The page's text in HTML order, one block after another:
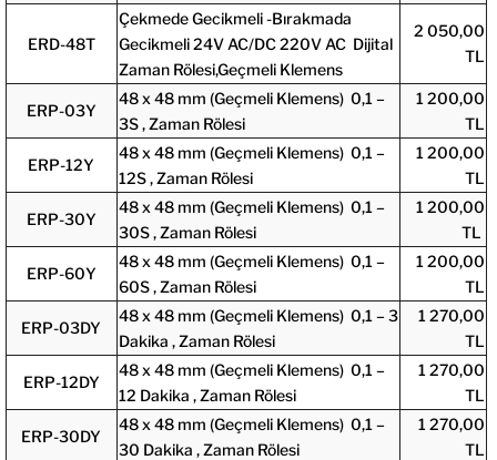
ERD-48T
Çekmede Gecikmeli -Bırakmada
Gecikmeli 24V AC/DC 220V AC Dijital
Zaman Rölesi,Geçmeli Klemens
2 050,00
TL
ERP-03Y
48 x 48 mm (Geçmeli Klemens) 0,1 –
3S , Zaman Rölesi
1 200,00
TL
ERP-12Y
48 x 48 mm (Geçmeli Klemens) 0,1 –
12S , Zaman Rölesi
1 200,00
TL
ERP-30Y
48 x 48 mm (Geçmeli Klemens) 0,1 –
30S , Zaman Rölesi
1 200,00
TL
ERP-60Y
48 x 48 mm (Geçmeli Klemens) 0,1 –
60S , Zaman Rölesi
1 200,00
TL
ERP-03DY
48 x 48 mm (Geçmeli Klemens) 0,1 – 3
Dakika , Zaman Rölesi
1 270,00
TL
ERP-12DY
48 x 48 mm (Geçmeli Klemens) 0,1 –
12 Dakika , Zaman Rölesi
1 270,00
TL
ERP-30DY
48 x 48 mm (Geçmeli Klemens) 0,1 –
30 Dakika , Zaman Rölesi
1 270,00
TL